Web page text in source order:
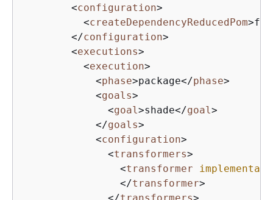
<configuration>
<createDependencyReducedPom>
</configuration>
<executions>
<execution>
<phase>package</phase>
<goals>
<goal >shade</goal >
</goals>
<configuration>
<transformers>
<transformer
</transformer>
</transformers>